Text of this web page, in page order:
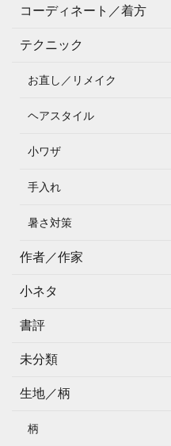
コーディネート／着方
テクニック
お直し／リメイク
ヘアスタイル
小ワザ
手入れ
暑さ対策
作者／作家
小ネタ
書評
未分類
生地／柄
柄